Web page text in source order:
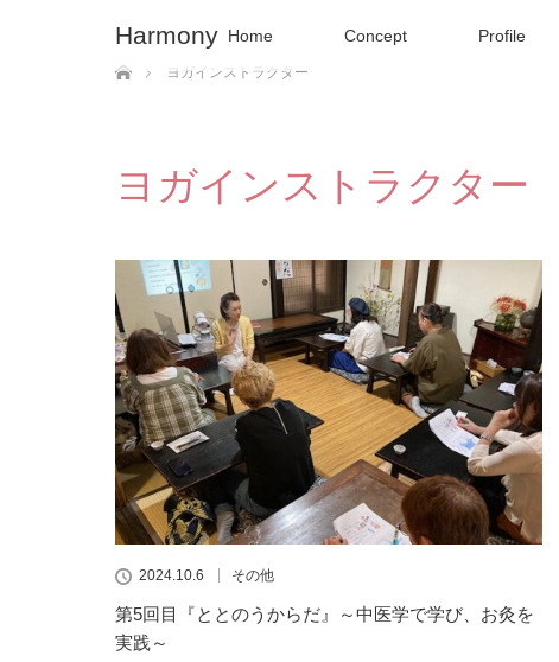
Harmony Home Concept Profile
ホーム
ヨガインストラクター
ヨガインストラクター
2024.10.6 その他
第5回目『ととのうからだ』～中医学で学び、お灸を
実践～